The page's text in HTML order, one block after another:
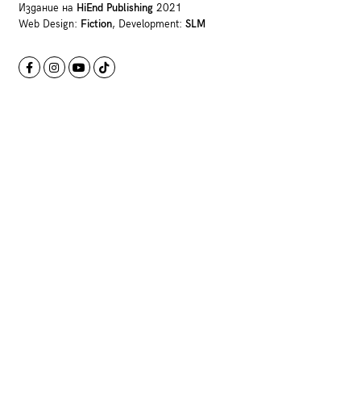
Издание на HiEnd Publishing2021
Web Design: Fiction, Development: SLM